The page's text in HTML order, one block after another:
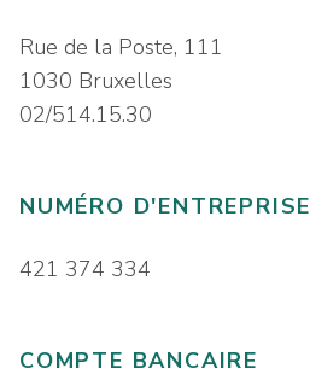
Rue de la Poste, 111
1030 Bruxelles
02/514.15.30
NUMÉRO D'ENTREPRISE
421 374 334
COMPTE BANCAIRE